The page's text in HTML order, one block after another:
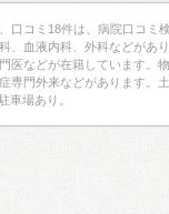
口コミ18件は、病院口コミ
、血液内科、外科などがあ
医などが在籍しています。
専門外来などがあります。
車場あり。